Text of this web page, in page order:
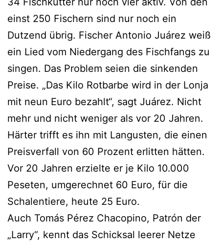
einst 250 Fischern sind nur noch ein
Dutzend übrig. Fischer Antonio Juárez weiß
ein Lied vom Niedergang des Fischfangs zu
singen. Das Problem seien die sinkenden
Preise. „Das Kilo Rotbarbe wird in der Lonja
mit neun Euro bezahlt“, sagt Juárez. Nicht
mehr und nicht weniger als vor 20 Jahren.
Härter trifft es ihn mit Langusten, die einen
Preisverfall von 60 Prozent erlitten hätten.
Vor 20 Jahren erzielte er je Kilo 10.000
Peseten, umgerechnet 60 Euro, für die
Schalentiere, heute 25 Euro.
Auch Tomás Pérez Chacopino, Patrón der
„Larry“, kennt das Schicksal leerer Netze